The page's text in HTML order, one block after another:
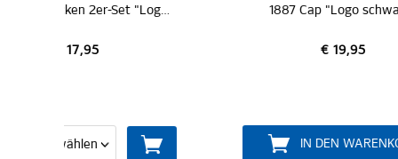
1887 Cap "Logo schwarz"
IN DEN WARENKORB